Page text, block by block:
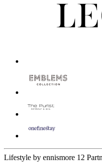
Lifestyle by ennismore 12